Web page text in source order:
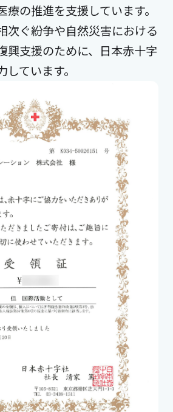
の推進を支援しています。
次ぐ紛争や自然災害における
興支援のために、日本赤十字
ています。